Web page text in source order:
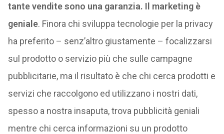
tante vendite sono una garanzia. Il marketing è
geniale. Finora chi sviluppa tecnologie per la privacy
ha preferito – senz’altro giustamente – focalizzarsi
sul prodotto o servizio più che sulle campagne
pubblicitarie, ma il risultato è che chi cerca prodotti e
servizi che raccolgono ed utilizzano i nostri dati,
spesso a nostra insaputa, trova pubblicità geniali
mentre chi cerca informazioni su un prodotto